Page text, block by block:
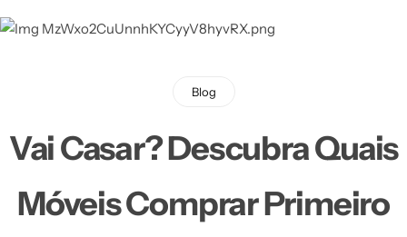
Blog
Vai Casar? Descubra Quais
Móveis Comprar Primeiro